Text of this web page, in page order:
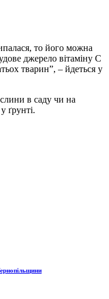
то його можна
джерело вітаміну С
тварин”, – йдеться у
в саду чи на
ґрунті.